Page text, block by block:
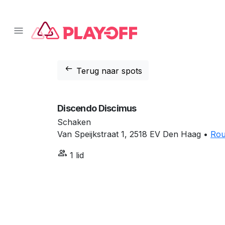
arrow_left_alt Terug naar spots
Discendo Discimus
Schaken
Van Speijkstraat 1, 2518 EV Den Haag •
group 1 lid